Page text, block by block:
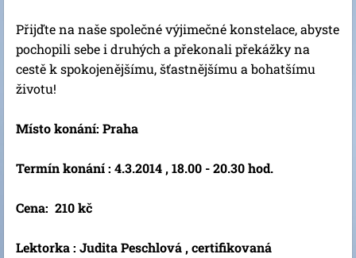
Přijďte na naše společné výjimečné konstelace, abyste
pochopili sebe i druhých a překonali překážky na
cestě k spokojenějšímu, šťastnějšímu a bohatšímu
životu!
Místo konání: Praha
Termín konání : 4.3.2014 , 18.00 - 20.30 hod.
Cena: 210 kč
Lektorka : Judita Peschlová , certifikovaná